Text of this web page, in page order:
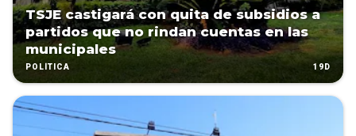
TSJE castigará con quita de subsidios a
partidos que no rindan cuentas en las
municipales
POLÍTICA 19D